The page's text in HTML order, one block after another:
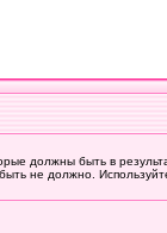
должны быть в
не должно.